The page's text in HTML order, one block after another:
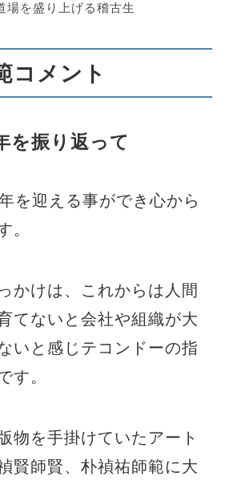
場を盛り上げる稽古生
コメント
を振り返って
を迎える事ができ心から
。
かけは、これからは人間
てないと会社や組織が大
いと感じテコンドーの指
す。
物を手掛けていたアート
賢師賢、朴禎祐師範に大